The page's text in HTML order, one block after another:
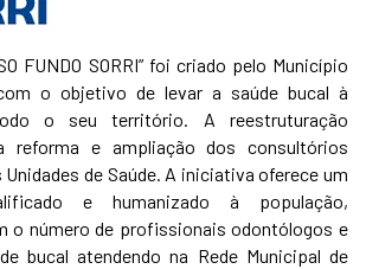
FUNDO SORRI” foi criado pelo Município
o objetivo de levar a saúde bucal à
o seu território. A reestruturação
reforma e ampliação dos consultórios
de Saúde. A iniciativa oferece um
e humanizado à população,
o número de profissionais odontólogos e
bucal atendendo na Rede Municipal de